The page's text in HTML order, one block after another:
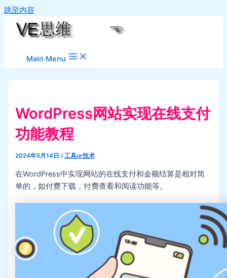
跳至内容
Main Menu
WordPress网站实现在线支付
功能教程
2024年5月14日/工具or技术
在WordPress中实现网站的在线支付和金额结算是相对简
单的，如付费下载，付费查看和阅读功能等。